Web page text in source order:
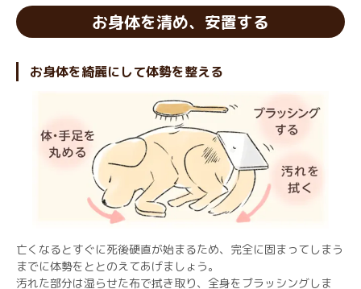
お身体を清め、安置する
お身体を綺麗にして体勢を整える
亡くなるとすぐに死後硬直が始まるため、完全に固まってしまう
までに体勢をととのえてあげましょう。
汚れた部分は湿らせた布で拭き取り、全身をブラッシングしま